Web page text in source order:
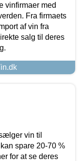
vinfirmaer med
Fra firmaets
af vin fra
salg til deres
vin til
spare 20-70 %
for at se deres